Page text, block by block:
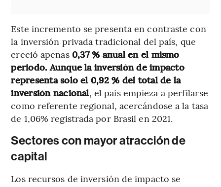
Este incremento se presenta en contraste con
la inversión privada tradicional del país, que
creció apenas0,37 % anual en el mismo
periodo. Aunque la inversión de impacto
representa solo el 0,92 % del total de la
inversión nacional, el país empieza a perfilarse
como referente regional, acercándose a la tasa
de 1,06% registrada por Brasil en 2021.
Sectores con mayor atracción de
capital
Los recursos de inversión de impacto se